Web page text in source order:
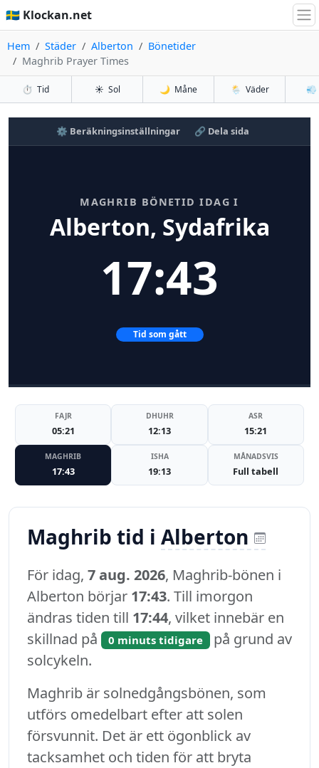
🇸🇪 Klockan.net
Hem Städer Alberton
Bönetider
Maghrib Prayer Times
⏱️ Tid ☀️ Sol 🌙 Måne 🌦️ Väder 💨
⚙️ Beräkningsinställningar 🔗 Dela sida
MAGHRIB BÖNETID IDAG I
Alberton, Sydafrika
17:43
Tid som gått
FAJR
05:21
DHUHR
12:13
ASR
15:21
MAGHRIB
17:43
ISHA
19:13
MÅNADSVIS
Full tabell
Maghrib tid i Alberton
För idag, 7 aug. 2026, Maghrib-bönen i
Alberton börjar 17:43. Till imorgon
ändras tiden till 17:44, vilket innebär en
skillnad på
0 minuts tidigare på grund av
solcykeln.
Maghrib är solnedgångsbönen, som
utförs omedelbart efter att solen
försvunnit. Det är ett ögonblick av
tacksamhet och tiden för att bryta